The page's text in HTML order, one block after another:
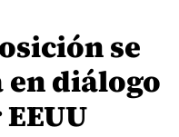
se
en diálogo